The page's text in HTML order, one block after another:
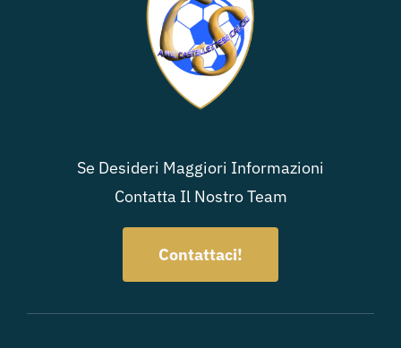
Se Desideri Maggiori Informazioni
Contatta Il Nostro Team
Contattaci!